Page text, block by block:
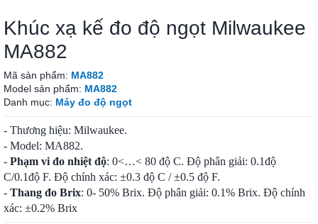
Khúc xạ kế đo độ ngọt Milwaukee
MA882
Mã sản phẩm: MA882
Model sản phẩm: MA882
Danh mục: Máy đo độ ngọt
- Thương hiệu: Milwaukee.
- Model: MA882.
- Phạm vi đo nhiệt độ: 0<…< 80 độ C. Độ phân giải: 0.1độ
C/0.1độ F. Độ chính xác: ±0.3 độ C / ±0.5 độ F.
- Thang đo Brix: 0- 50% Brix. Độ phân giải: 0.1% Brix. Độ chính
xác: ±0.2% Brix